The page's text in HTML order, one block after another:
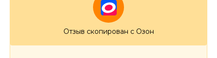
Отзыв скопирован с Озон